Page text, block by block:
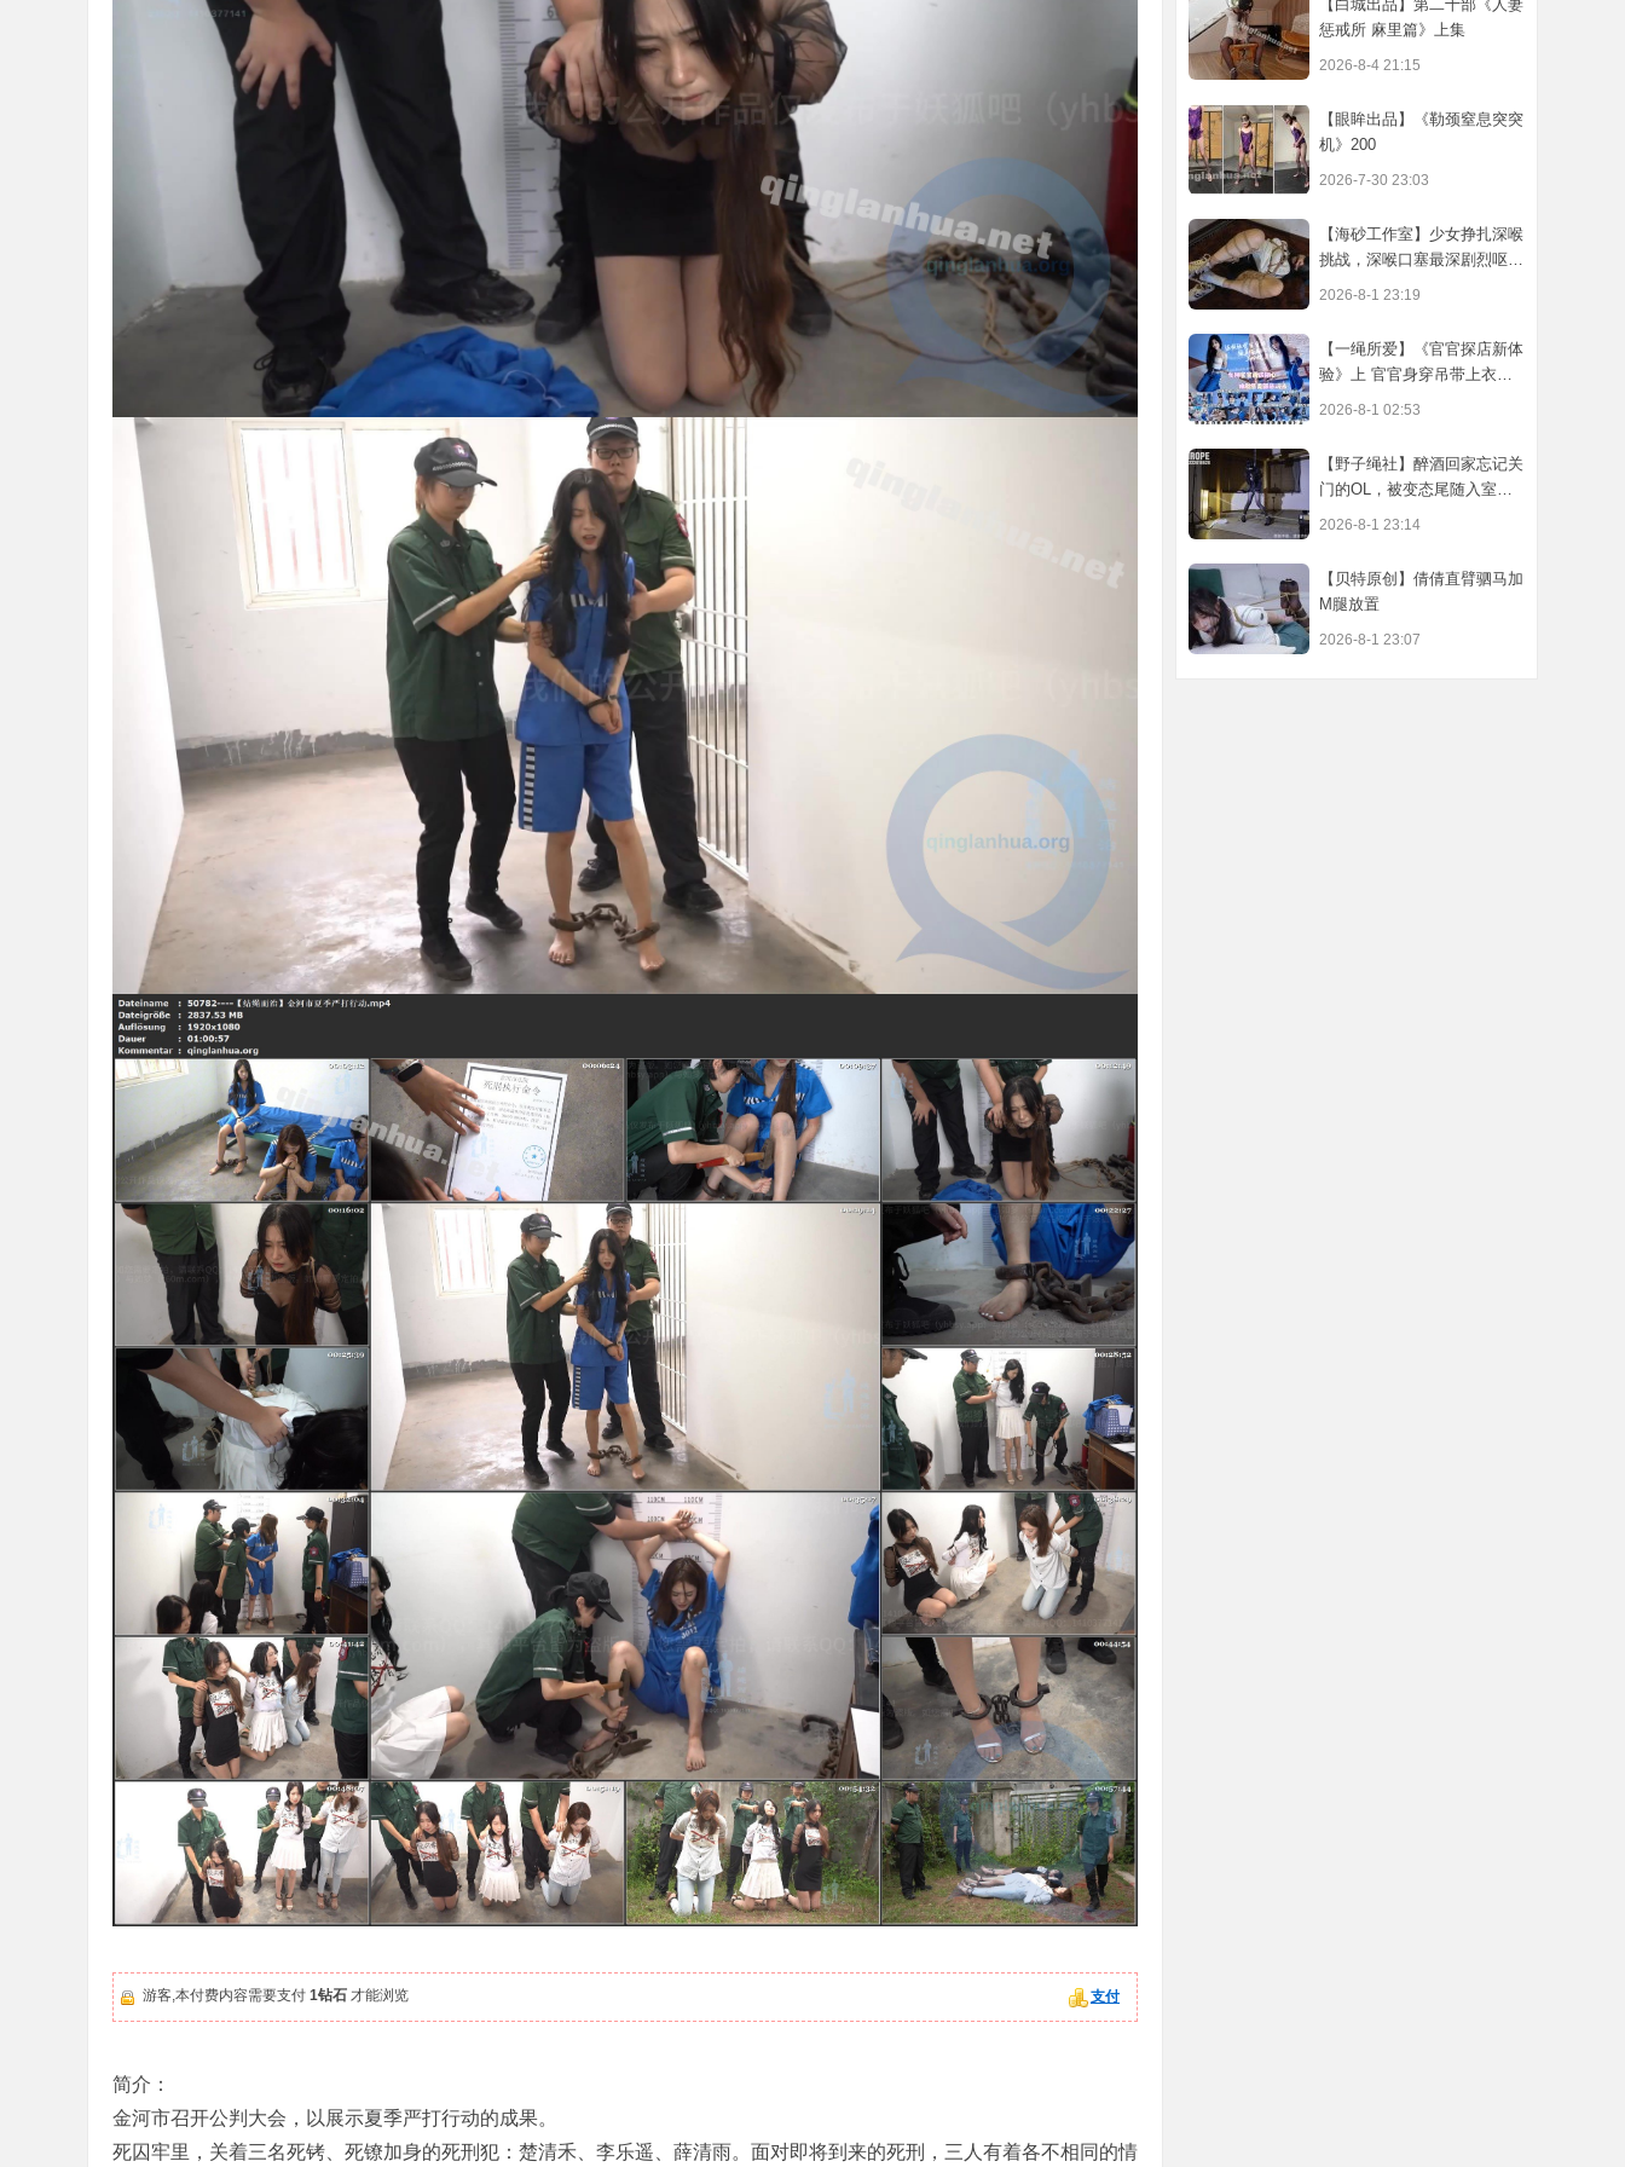
游客,本付费内容需要支付 1钻石 才能浏览 支付
简介：
金河市召开公判大会，以展示夏季严打行动的成果。
死囚牢里，关着三名死铐、死镣加身的死刑犯：楚清禾、李乐遥、薛清雨。面对即将到来的死刑，三人有着各不相同的情
【白城出品】第二十部《人妻
惩戒所 麻里篇》上集
2026-8-4 21:15
【眼眸出品】《勒颈窒息突突
机》200
2026-7-30 23:03
【海砂工作室】少女挣扎深喉
挑战，深喉口塞最深剧烈呕
吐，啵啵贝
2026-8-1 23:19
【一绳所爱】《官官探店新体
验》上 官官身穿吊带上衣牛
仔裤体验
2026-8-1 02:53
【野子绳社】醉酒回家忘记关
门的OL，被变态尾随入室肆
意调教
2026-8-1 23:14
【贝特原创】倩倩直臂驷马加
M腿放置
2026-8-1 23:07